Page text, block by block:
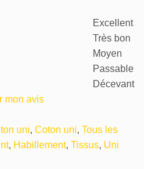
Excellent
Très bon
Moyen
Passable
Décevant
mon avis
uni, Coton uni, Tous les
, Habillement, Tissus, Uni